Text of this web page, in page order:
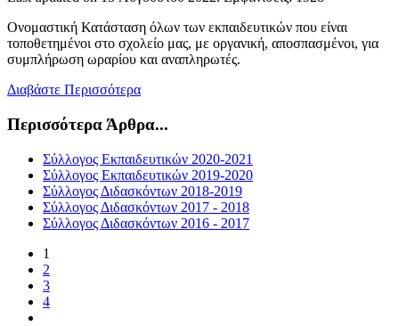
Ονομαστική Κατάσταση όλων των εκπαιδευτικών που είναι
τοποθετημένοι στο σχολείο μας, με οργανική, αποσπασμένοι, για
συμπλήρωση ωραρίου και αναπληρωτές.
Διαβάστε Περισσότερα
Περισσότερα Άρθρα...
Σύλλογος Εκπαιδευτικών 2020-2021
Σύλλογος Εκπαιδευτικών 2019-2020
Σύλλογος Διδασκόντων 2018-2019
Σύλλογος Διδασκόντων 2017 - 2018
Σύλλογος Διδασκόντων 2016 - 2017
1
2
3
4